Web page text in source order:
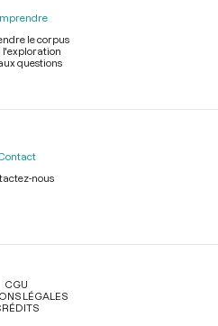
le corpus
l'exploration
questions
nous
CGU
LÉGALES